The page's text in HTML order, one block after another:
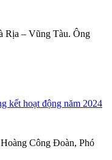
Rịa – Vũng Tàu. Ông
kết hoạt động năm 2024
Công Đoàn, Phó